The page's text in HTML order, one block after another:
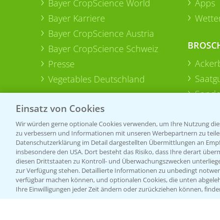
Bayer CropScience World
Bayer Karriere
Bayer CropScience Austria
Bayer CropScience Schweiz
Presse
Vegetables Deutschland
Apps
Einsatz von Cookies
Wir würden gerne optionale Cookies verwenden, um Ihre Nutzung
zu verbessern und Informationen mit unseren Werbepartnern zu
Datenschutzerklärung im Detail dargestellten Übermittlungen an
insbesondere den USA. Dort besteht das Risiko, dass Ihre derart
diesen Drittstaaten zu Kontroll- und Überwachungszwecken
zur Verfügung stehen. Detaillierte Informationen zu unbedingt
verfügbar machen können, und optionalen Cookies, die unten
Ihre Einwilligungen jeder Zeit ändern oder zurückziehen können,